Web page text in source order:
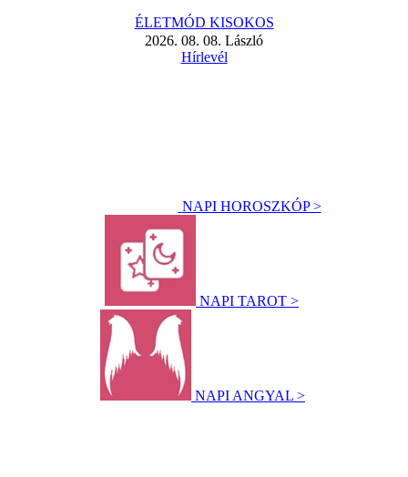
ÉLETMÓD KISOKOS
2026. 08. 08. László
Hírlevél
NAPI HOROSZKÓP >
NAPI TAROT >
NAPI ANGYAL >